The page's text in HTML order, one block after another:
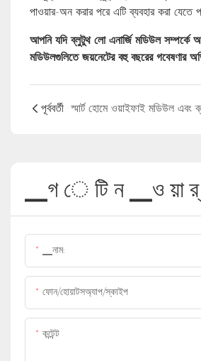
পাওয়ার-অন করার পরে এটি ব্যবহার করা যেতে
আপনি যদি ব্লুটুথ লো এনার্জি মডিউল
মডিউলগুলিতে জয়নেটের বহু বছরের গবেষণার
পূর্ববর্তী স্মার্ট হোমে ওয়াইফাই মডিউল এবং
▁গ ে টি ন ▁ও য়া
▁নাম:
ফোন/হোয়াটসঅ্যাপ/স্কাইপ
কন্টেন্ট